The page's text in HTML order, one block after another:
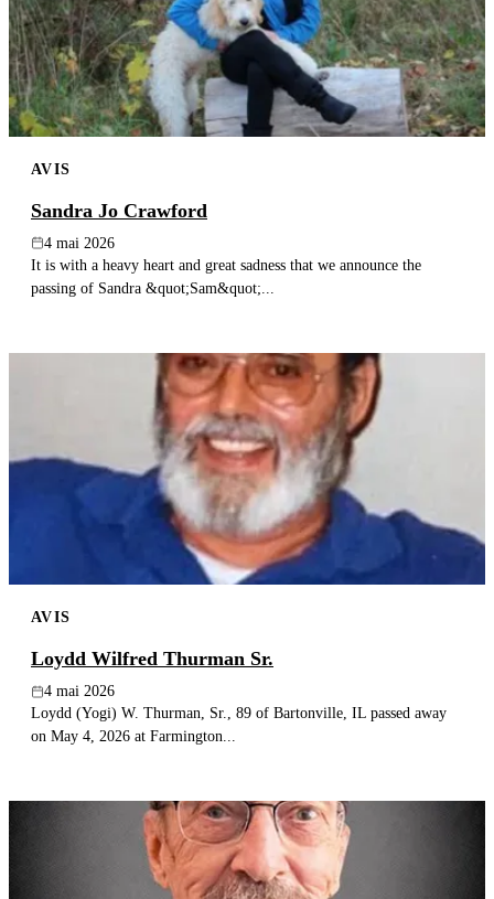
AVIS
Sandra Jo Crawford
4 mai 2026
It is with a heavy heart and great sadness that we announce the
passing of Sandra &quot;Sam&quot;...
AVIS
Loydd Wilfred Thurman Sr.
4 mai 2026
Loydd (Yogi) W. Thurman, Sr., 89 of Bartonville, IL passed away
on May 4, 2026 at Farmington...